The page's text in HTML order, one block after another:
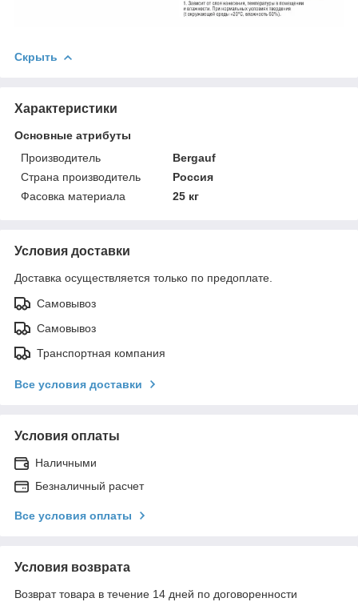
Скрыть
Характеристики
Основные атрибуты
Производитель
Bergauf
Страна производитель
Россия
Фасовка материала
25 кг
Условия доставки
Доставка осуществляется только по предоплате.
Самовывоз
Самовывоз
Транспортная компания
Все условия доставки
Условия оплаты
Наличными
Безналичный расчет
Все условия оплаты
Условия возврата
Возврат товара в течение 14 дней по договоренности